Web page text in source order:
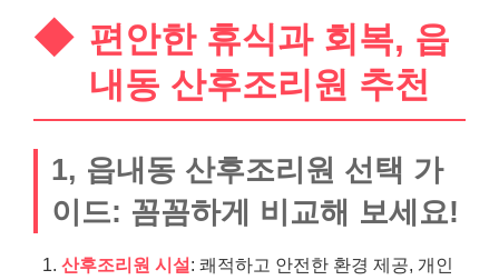
편안한 휴식과 회복, 읍
내동 산후조리원 추천
1, 읍내동 산후조리원 선택 가
이드: 꼼꼼하게 비교해 보세요!
산후조리원 시설: 쾌적하고 안전한 환경 제공, 개인